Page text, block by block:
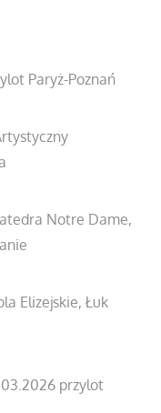
Paryż-Poznań
Notre Dame,
Elizejskie, Łuk
przylot